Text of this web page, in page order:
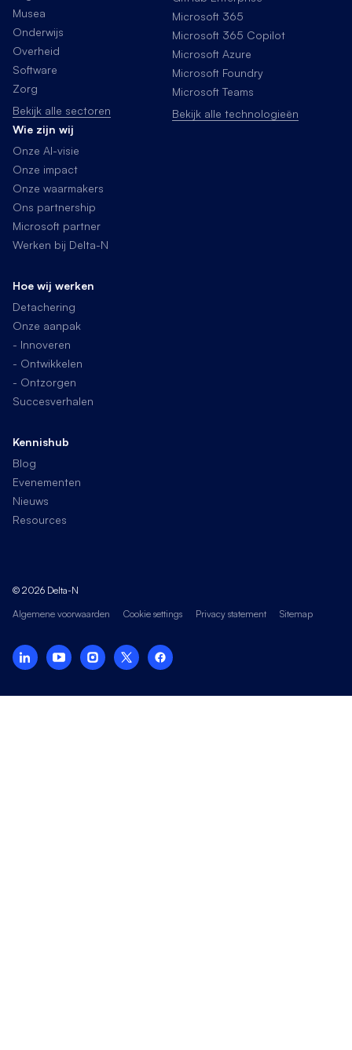
Musea
Onderwijs
Overheid
Software
Zorg
Bekijk alle sectoren
Microsoft 365
Microsoft 365 Copilot
Microsoft Azure
Microsoft Foundry
Microsoft Teams
Bekijk alle technologieën
Wie zijn wij
Onze AI-visie
Onze impact
Onze waarmakers
Ons partnership
Microsoft partner
Werken bij Delta-N
Hoe wij werken
Detachering
Onze aanpak
- Innoveren
- Ontwikkelen
- Ontzorgen
Succesverhalen
Kennishub
Blog
Evenementen
Nieuws
Resources
© 2026 Delta-N
Algemene voorwaarden
Cookie settings Privacy statement Sitemap